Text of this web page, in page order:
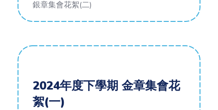
銀章集會花絮(二)
2024年度下學期 金章集會花
絮(一)